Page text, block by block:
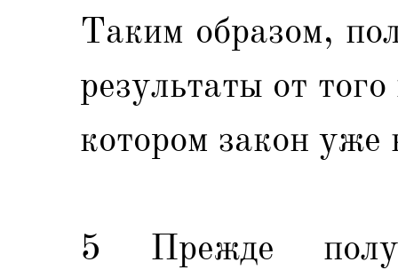
Таким образом,
результаты от
котором закон уже
5 Прежде